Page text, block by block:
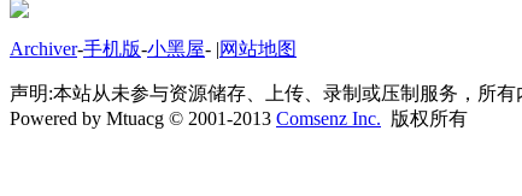
Archiver-手机版-小黑屋- |网站地图
声明:本站从未参与资源储存、上传、录制或压制服务，所
Powered by Mtuacg © 2001-2013 Comsenz Inc. 版权所有